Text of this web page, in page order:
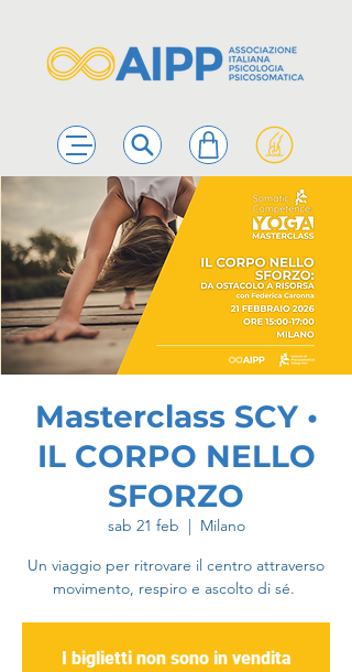
Masterclass SCY •
IL CORPO NELLO
SFORZO
sab 21 feb
  |
Milano
Un viaggio per ritrovare il centro attraverso
movimento, respiro e ascolto di sé.
I biglietti non sono in vendita